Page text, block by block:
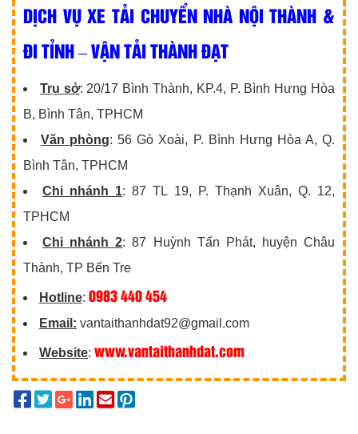
DỊCH VỤ XE TẢI CHUYỂN NHÀ NỘI THÀNH &
ĐI TỈNH – VẬN TẢI THÀNH ĐẠT
Trụ sở: 20/17 Bình Thành, KP.4, P. Bình Hưng Hòa
B, Bình Tân, TPHCM
Văn phòng: 56 Gò Xoài, P. Bình Hưng Hòa A, Q.
Bình Tân, TPHCM
Chi nhánh 1: 87 TL 19, P. Thạnh Xuân, Q. 12,
TPHCM
Chi nhánh 2: 87 Huỳnh Tấn Phát, huyện Châu
Thành, TP Bến Tre
Hotline: 0983 440 454
Email: vantaithanhdat92@gmail.com
Website: www.vantaithanhdat.com